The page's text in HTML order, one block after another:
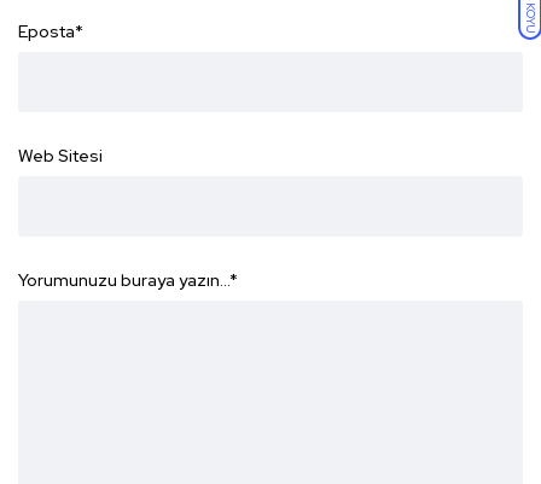
KOYU
Eposta*
Web Sitesi
Yorumunuzu buraya yazın...*